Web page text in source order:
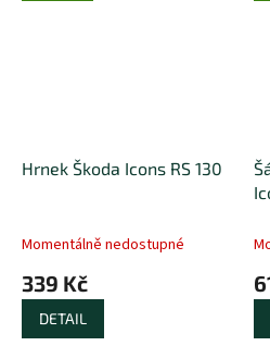
Hrnek Škoda Icons RS 130
Momentálně nedostupné
339 Kč
DETAIL